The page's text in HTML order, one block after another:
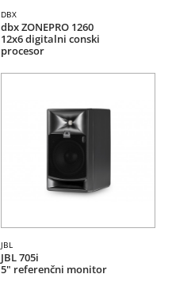
DBX
dbx ZONEPRO 1260
12x6 digitalni conski
procesor
JBL
JBL 705i
5" referenčni monitor